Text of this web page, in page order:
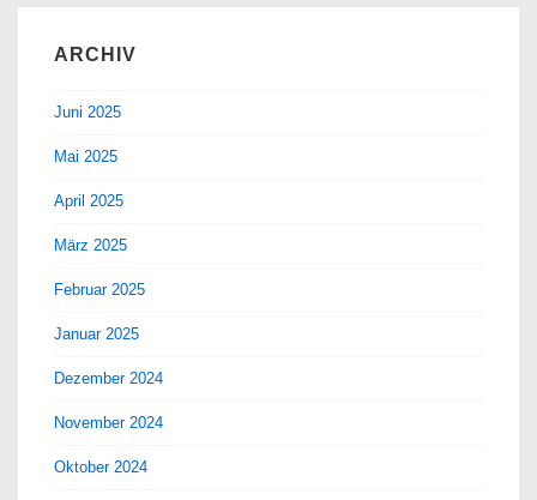
ARCHIV
Juni 2025
Mai 2025
April 2025
März 2025
Februar 2025
Januar 2025
Dezember 2024
November 2024
Oktober 2024